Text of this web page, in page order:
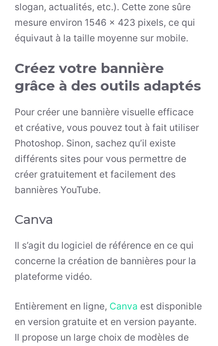
slogan, actualités, etc.). Cette zone sûre
mesure environ 1546 x 423 pixels, ce qui
équivaut à la taille moyenne sur mobile.
Créez votre bannière
grâce à des outils adaptés
Pour créer une bannière visuelle efficace
et créative, vous pouvez tout à fait utiliser
Photoshop. Sinon, sachez qu’il existe
différents sites pour vous permettre de
créer gratuitement et facilement des
bannières YouTube.
Canva
Il s’agit du logiciel de référence en ce qui
concerne la création de bannières pour la
plateforme vidéo.
Entièrement en ligne, Canva est disponible
en version gratuite et en version payante.
Il propose un large choix de modèles de